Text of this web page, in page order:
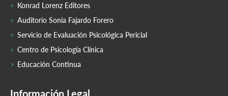
Konrad Lorenz Editores
Auditorio Sonia Fajardo Forero
Servicio de Evaluación Psicológica Pericial
Centro de Psicología Clínica
Educación Continua
Información Legal